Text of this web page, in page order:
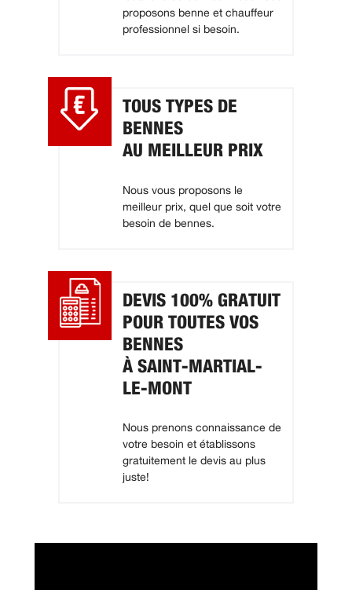
proposons benne et chauffeur
professionnel si besoin.
TOUS TYPES DE
BENNES
AU MEILLEUR PRIX
Nous vous proposons le
meilleur prix, quel que soit votre
besoin de bennes.
DEVIS 100% GRATUIT
POUR TOUTES VOS
BENNES
À SAINT-MARTIAL-
LE-MONT
Nous prenons connaissance de
votre besoin et établissons
gratuitement le devis au plus
juste!